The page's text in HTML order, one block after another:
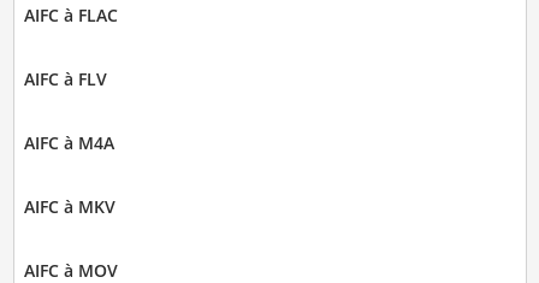
AIFC à FLAC
AIFC à FLV
AIFC à M4A
AIFC à MKV
AIFC à MOV